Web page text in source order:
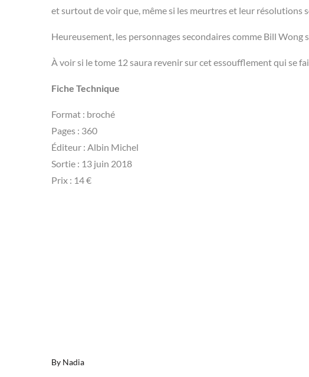
et surtout de voir que, même si les meurtres et leur résolutions
Heureusement, les personnages secondaires comme Bill
À voir si le tome 12 saura revenir sur cet essoufflement qui se
Fiche Technique
Format : broché
Pages : 360
Éditeur : Albin Michel
Sortie : 13 juin 2018
Prix : 14 €
By Nadia